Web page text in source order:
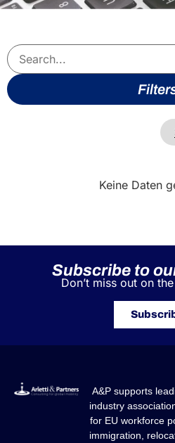
Keine Daten
Subscribe to
Don’t miss out on
A&P supports
industry
for EU workforce
immigration,